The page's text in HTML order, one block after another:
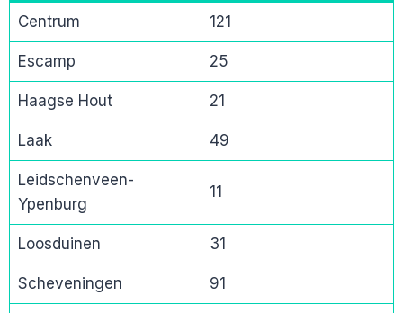
Centrum 121
Escamp 25
Haagse Hout 21
Laak 49
Leidschenveen-
Ypenburg
11
Loosduinen 31
Scheveningen 91